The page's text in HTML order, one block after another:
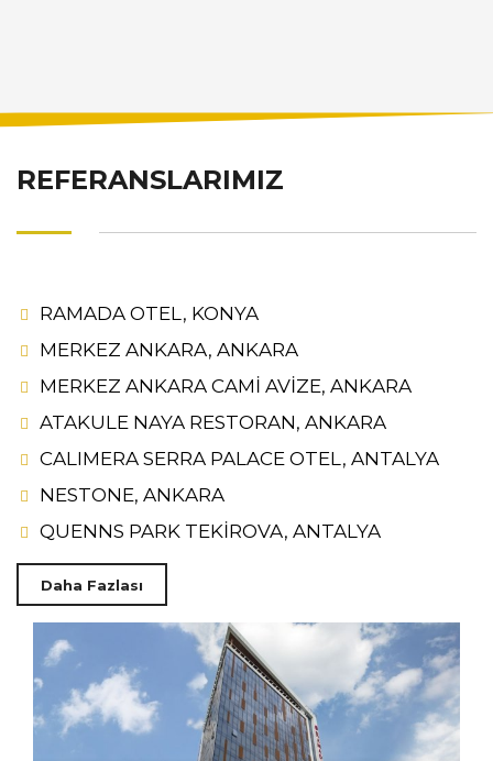
REFERANSLARIMIZ
RAMADA OTEL, KONYA
MERKEZ ANKARA, ANKARA
MERKEZ ANKARA CAMİ AVİZE, ANKARA
ATAKULE NAYA RESTORAN, ANKARA
CALIMERA SERRA PALACE OTEL, ANTALYA
NESTONE, ANKARA
QUENNS PARK TEKİROVA, ANTALYA
Daha Fazlası